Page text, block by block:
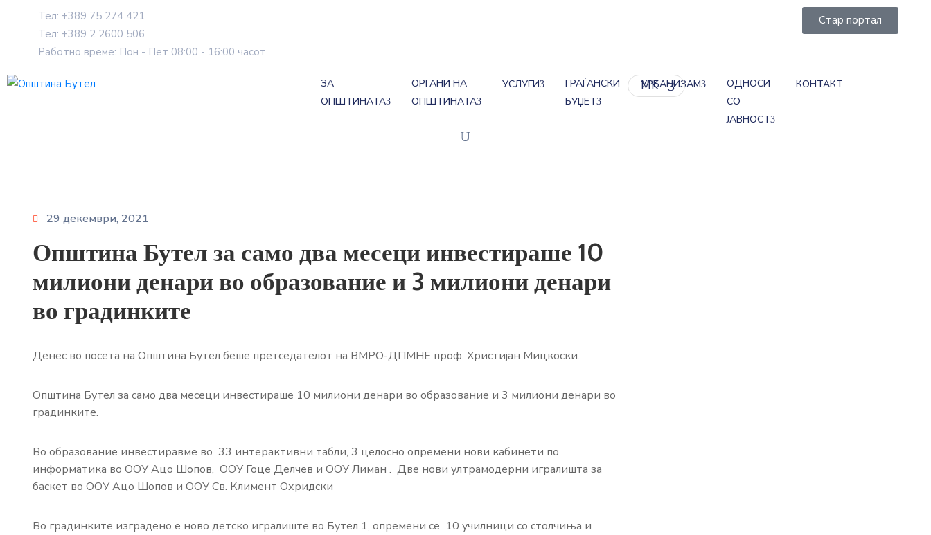
Тел: +389 75 274 421
Тел: +389 2 2600 506
Работно време: Пон - Пет 08:00 - 16:00 часот
Стар портал
ЗА
ОПШТИНАТА
ОРГАНИ НА
ОПШТИНАТА
УСЛУГИ
ГРАЃАНСКИ
БУЏЕТ
УРБАНИЗАМ
ОДНОСИ
СО
ЈАВНОСТ
КОНТАКТ
MK
29 декември, 2021
Општина Бутел за само два месеци инвестираше 10
милиони денари во образование и 3 милиони денари
во градинките
Денес во посета на Општина Бутел беше претседателот на ВМРО-ДПМНЕ проф. Христијан Мицкоски.
Општина Бутел за само два месеци инвестираше 10 милиони денари во образование и 3 милиони денари во
градинките.
Во образование инвестиравме во 33 интерактивни табли, 3 целосно опремени нови кабинети по
информатика во ООУ Ацо Шопов, ООУ Гоце Делчев и ООУ Лиман . Две нови ултрамодерни игралишта за
баскет во ООУ Ацо Шопов и ООУ Св. Климент Охридски
Во градинките изградено е ново детско игралиште во Бутел 1, опремени се 10 училници со столчиња и